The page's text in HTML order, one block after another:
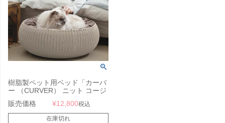
樹脂製ペット用ベッド「カーバ
ー （CURVER） ニット コージ
ー ペット用ベッド （KNIT
COZY PET BED）」
販売価格 ¥12,800税込
在庫切れ